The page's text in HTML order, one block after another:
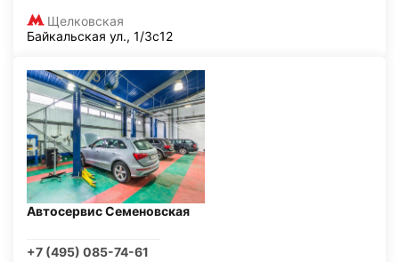
Щелковская
Байкальская ул., 1/3с12
Автосервис Семеновская
+7 (495) 085-74-61